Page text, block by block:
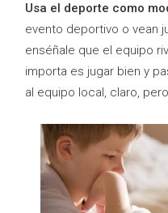
Usa el deporte como
evento deportivo o vean
enséñale que el equipo
importa es jugar bien y
al equipo local, claro,